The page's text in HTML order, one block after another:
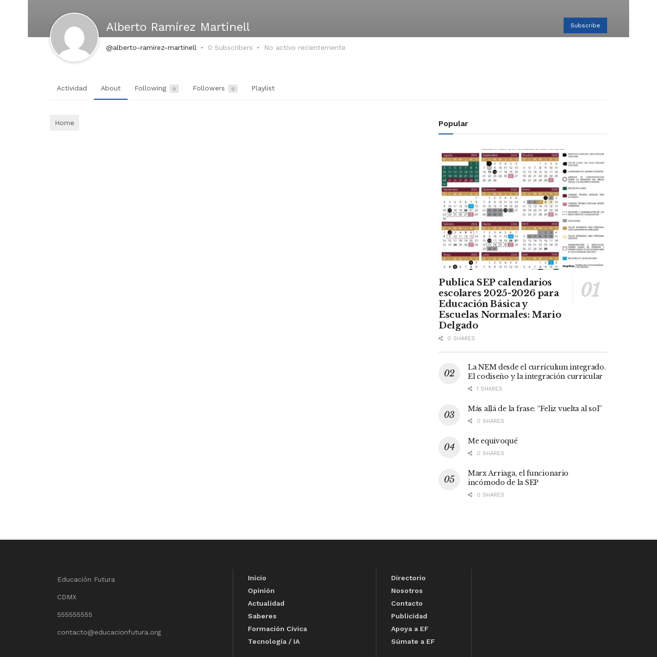
Alberto Ramírez Martinell Subscribe
@alberto-ramirez-martinell 0 Subscribers No activo recientemente
Actividad About Following 0 Followers 0 Playlist
Home Popular
Publica SEP calendarios
escolares 2025-2026 para
Educación Básica y
Escuelas Normales: Mario
Delgado
0 SHARES
La NEM desde el currículum integrado.
El codiseño y la integración curricular
1 SHARES
Más allá de la frase: “Feliz vuelta al sol”
0 SHARES
Me equivoqué
0 SHARES
Marx Arriaga, el funcionario
incómodo de la SEP
0 SHARES
Educación Futura
CDMX
555555555
contacto@educacionfutura.org
Inicio
Opinión
Actualidad
Saberes
Formación Cívica
Tecnología / IA
Directorio
Nosotros
Contacto
Publicidad
Apoya a EF
Súmate a EF